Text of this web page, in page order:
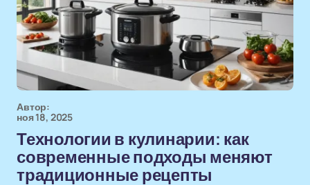
Автор:
ноя 18, 2025
Технологии в кулинарии: как
современные подходы меняют
традиционные рецепты